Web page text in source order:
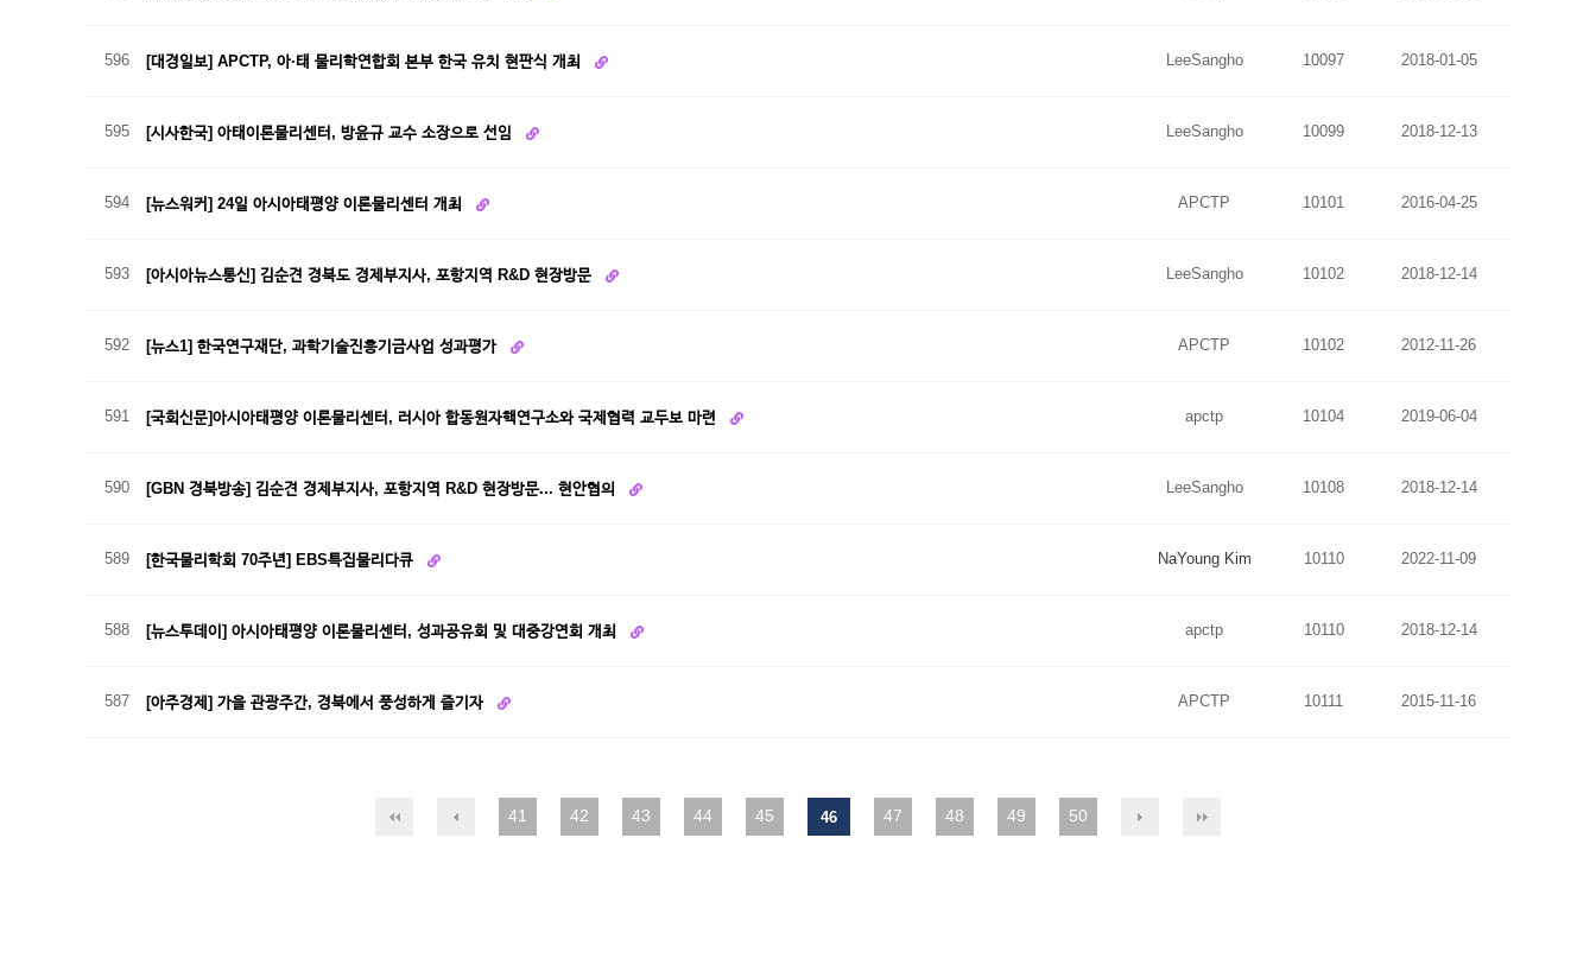
596 [대경일보] APCTP, 아·태 물리학연합회 본부 한국 유치 현판식 개최 LeeSangho 10097 2018-01-05
595 [시사한국] 아태이론물리센터, 방윤규 교수 소장으로 선임 LeeSangho 10099 2018-12-13
594 [뉴스워커] 24일 아시아태평양 이론물리센터 개최 APCTP 10101 2016-04-25
593 [아시아뉴스통신] 김순견 경북도 경제부지사, 포항지역 R&D 현장방문 LeeSangho 10102 2018-12-14
592 [뉴스1] 한국연구재단, 과학기술진흥기금사업 성과평가 APCTP 10102 2012-11-26
591 [국회신문]아시아태평양 이론물리센터, 러시아 합동원자핵연구소와 국제협력 교두보 마련 apctp 10104 2019-06-04
590 [GBN 경북방송] 김순견 경제부지사, 포항지역 R&D 현장방문... 현안협의 LeeSangho 10108 2018-12-14
589 [한국물리학회 70주년] EBS특집물리다큐 NaYoung Kim 10110 2022-11-09
588 [뉴스투데이] 아시아태평양 이론물리센터, 성과공유회 및 대중강연회 개최 apctp 10110 2018-12-14
587 [아주경제] 가을 관광주간, 경북에서 풍성하게 즐기자 APCTP 10111 2015-11-16
41 42 43 44 45 46 47 48 49 50